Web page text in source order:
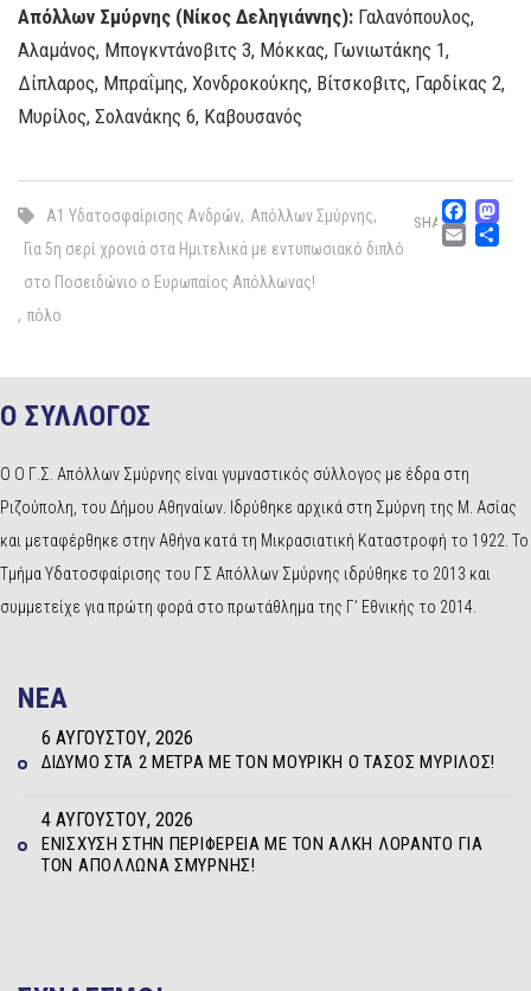
Απόλλων Σμύρνης (Νίκος Δεληγιάννης): Γαλανόπουλος,
Αλαμάνος, Μπογκντάνοβιτς 3, Μόκκας, Γωνιωτάκης 1,
Δίπλαρος, Μπραΐμης, Χονδροκούκης, Βίτσκοβιτς, Γαρδίκας 2,
Μυρίλος, Σολανάκης 6, Καβουσανός
Α1 Υδατοσφαίρισης Ανδρών, Απόλλων Σμύρνης,
Για 5η σερί χρονιά στα Ημιτελικά με εντυπωσιακό διπλό
στο Ποσειδώνιο ο Ευρωπαίος Απόλλωνας!
, πόλο
SHARE
Ο ΣΥΛΛΟΓΟΣ
Ο Ο Γ.Σ. Απόλλων Σμύρνης είναι γυμναστικός σύλλογος με έδρα στη
Ριζούπολη, του Δήμου Αθηναίων. Ιδρύθηκε αρχικά στη Σμύρνη της Μ. Ασίας
και μεταφέρθηκε στην Αθήνα κατά τη Μικρασιατική Καταστροφή το 1922. Το
Τμήμα Υδατοσφαίρισης του ΓΣ Απόλλων Σμύρνης ιδρύθηκε το 2013 και
συμμετείχε για πρώτη φορά στο πρωτάθλημα της Γ’ Εθνικής το 2014.
NEA
ΔΊΔΥΜΟ ΣΤΑ 2 ΜΈΤΡΑ ΜΕ ΤΟΝ ΜΟΥΡΊΚΗ Ο ΤΆΣΟΣ ΜΥΡΊΛΟΣ!
6 ΑΥΓΟΎΣΤΟΥ, 2026
ΕΝΊΣΧΥΣΗ ΣΤΗΝ ΠΕΡΙΦΈΡΕΙΑ ΜΕ ΤΟΝ ΆΛΚΗ ΛΟΡΆΝΤΟ ΓΙΑ
ΤΟΝ ΑΠΌΛΛΩΝΑ ΣΜΎΡΝΗΣ!
4 ΑΥΓΟΎΣΤΟΥ, 2026